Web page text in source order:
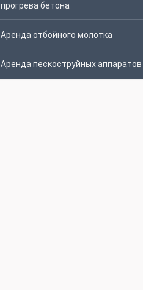
прогрева бетона
Аренда отбойного молотка
Аренда пескоструйных аппаратов